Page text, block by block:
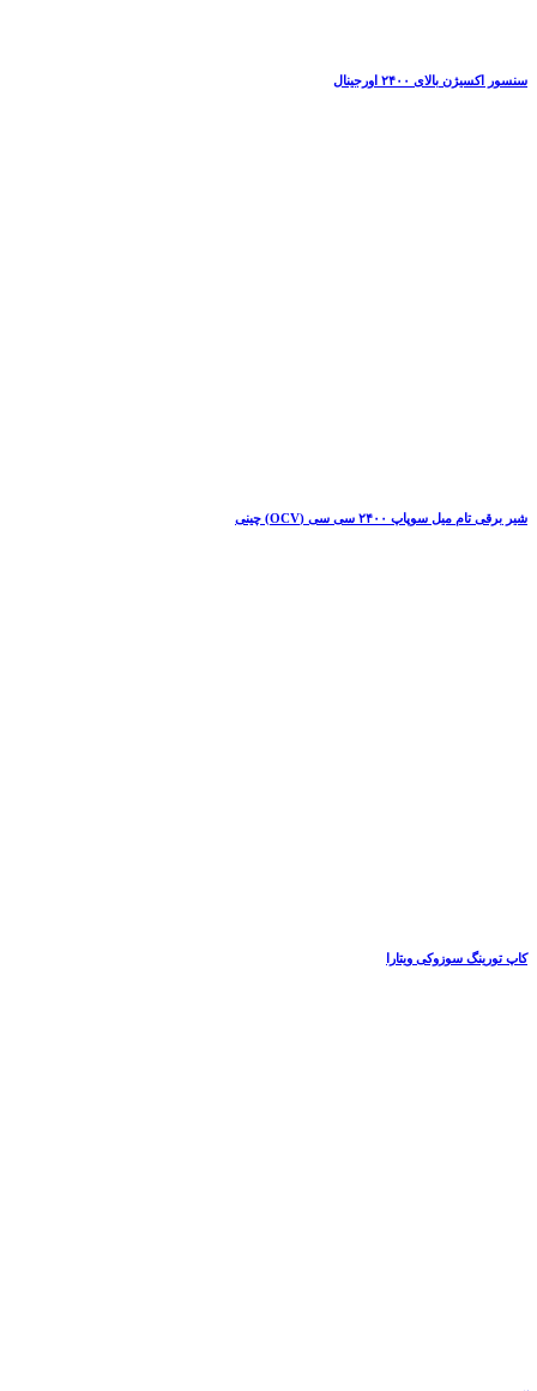
سنسور اکسیژن بالای ۲۴۰۰ اورجینال
شیر برقی تام میل سوپاپ ۲۴۰۰ سی سی (OCV) چینی
کاپ تورینگ سوزوکی ویتارا